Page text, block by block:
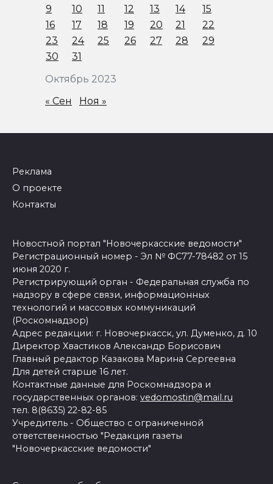
Октябрь 2023
9
10 11 12 13 14
15
16
17 18 19 20 21
22
23
24 25 26 27 28
29
30
31
« Сен Ноя »
Реклама
О проекте
Контакты
Новостной портал "Новочеркасские ведомости"
Регистрационный номер - Эл № ФС77-78482 от 15
июня 2020 г.
Регистрирующий орган - Федеральная служба по
надзору в сфере связи, информационных
технологий и массовых коммуникаций
(Роскомнадзор)
Адрес редакции: г. Новочеркасск, ул. Думенко, д. 10
Директор Хвастиков Александр Борисович
Главный редактор Казакова Марина Сергеевна
Для детей старше 16 лет.
Контактные данные для Роскомнадзора и
государственных органов: vedomostin@mail.ru
тел. 8(8635) 22-82-85
Учредитель - Общество с ограниченной
ответственностью "Редакция газеты
"Новочеркасские ведомости"